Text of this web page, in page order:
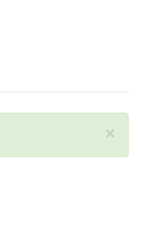
×